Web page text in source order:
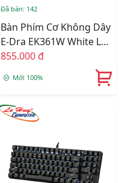
Đã bán: 142
Bàn Phím Cơ Không Dây
E-Dra EK361W White Led
RGB
855.000 đ
Mới 100%